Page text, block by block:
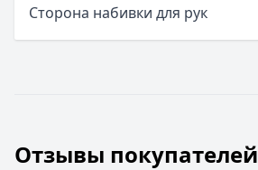
Сторона набивки для рук
Отзывы покупателей